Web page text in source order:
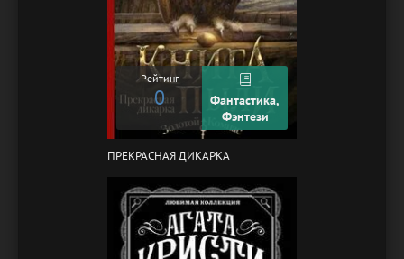
Рейтинг
0
Фантастика,
Фэнтези
ПРЕКРАСНАЯ ДИКАРКА